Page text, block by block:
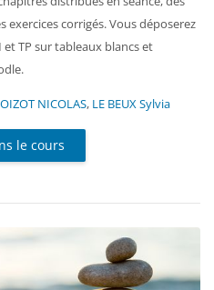
exercices corrigés. Vous déposerez
TP sur tableaux blancs et
NICOLAS, LE BEUX Sylvia
le cours